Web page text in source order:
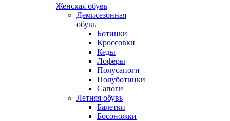
Женская обувь
Демисезонная
обувь
Ботинки
Кроссовки
Кеды
Лоферы
Полусапоги
Полуботинки
Сапоги
Летняя обувь
Балетки
Босоножки